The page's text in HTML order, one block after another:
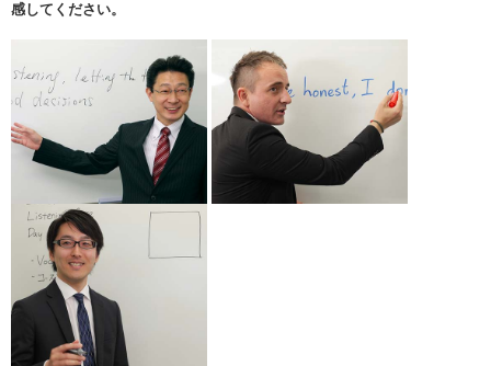
感してください。